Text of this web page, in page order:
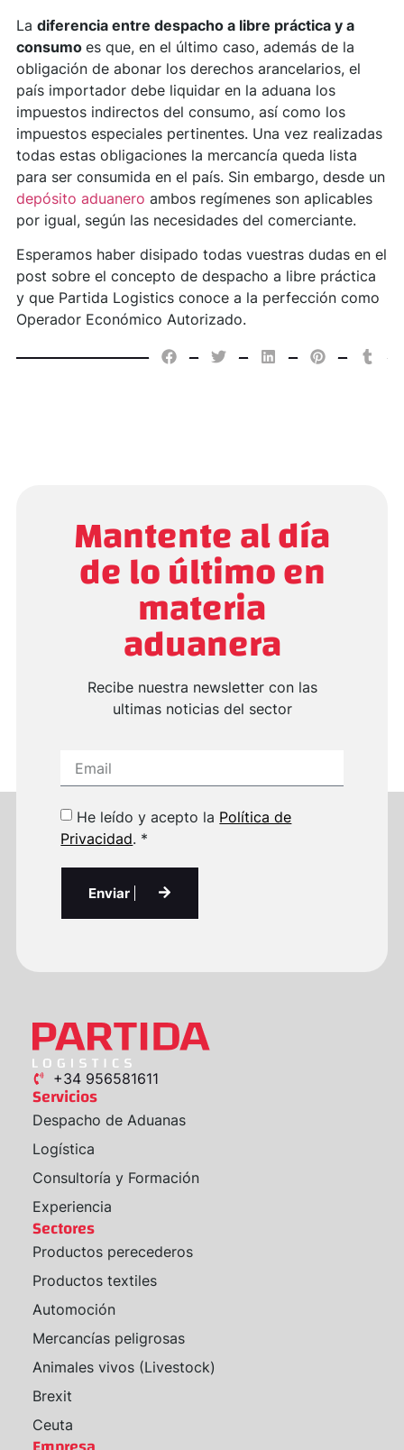
La diferencia entre despacho a libre práctica y a
consumo es que, en el último caso, además de la
obligación de abonar los derechos arancelarios, el
país importador debe liquidar en la aduana los
impuestos indirectos del consumo, así como los
impuestos especiales pertinentes. Una vez realizadas
todas estas obligaciones la mercancía queda lista
para ser consumida en el país. Sin embargo, desde un
depósito aduanero ambos regímenes son aplicables
por igual, según las necesidades del comerciante.
Esperamos haber disipado todas vuestras dudas en el
post sobre el concepto de despacho a libre práctica
y que Partida Logistics conoce a la perfección como
Operador Económico Autorizado.
Mantente al día
de lo último en
materia
aduanera
Recibe nuestra newsletter con las
ultimas noticias del sector
He leído y acepto la Política de
Privacidad. *
Enviar
+34 956581611
Servicios
Despacho de Aduanas
Logística
Consultoría y Formación
Experiencia
Sectores
Productos perecederos
Productos textiles
Automoción
Mercancías peligrosas
Animales vivos (Livestock)
Brexit
Ceuta